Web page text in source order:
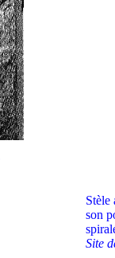
Stèle
son
Site